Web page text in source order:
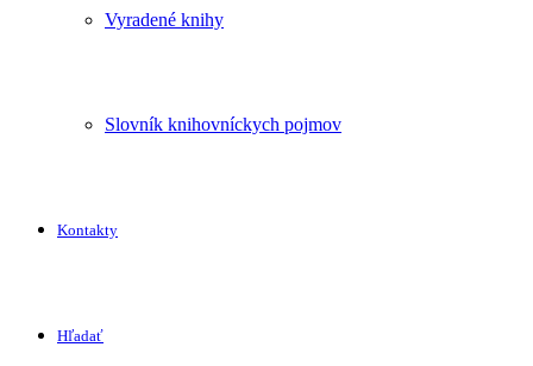
Vyradené knihy
Slovník knihovníckych pojmov
Kontakty
Hľadať